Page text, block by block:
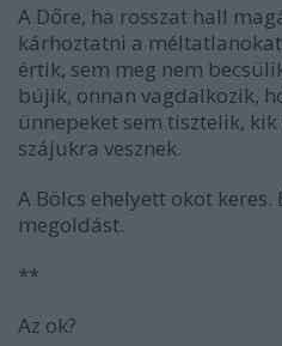
A Dőre, ha rosszat hall
kárhoztatni a
értik, sem meg nem
bújik, onnan vagdalkozik,
ünnepeket sem tisztelik,
szájukra vesznek.
A Bölcs ehelyett okot keres.
megoldást.
**
Az ok?